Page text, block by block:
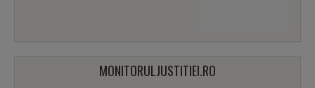
MONITORULJUSTITIEI.RO